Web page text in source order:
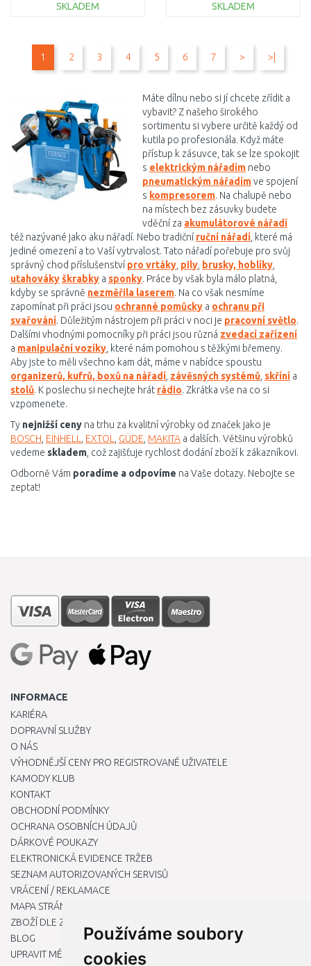
Používáme soubory
cookies
SKLADEM
Porovnat
SKLADEM
Porovnat
1 2 3 4 5 6 7 > >|
Máte dílnu nebo si jí chcete zřídit a
vybavit? Z našeho širokého
sortimentu si vybere určitě každý od
kutila po profesionála. Když máte
přístup k zásuvce, tak se lze spokojit
s elektrickým nářadím nebo
pneumatickým nářadímve spojení
s kompresorem. Na chalupě nebo
na místech bez zásuvky budete
vděční za akumulátorové nářadí
též nazývané jako aku nářadí. Nebo tradiční ruční nářadí , které má
jediné omezení a to Vaší vytrvalost. Tato nářadí pořebuje pro svůj
správný chod příslušenství pro vrtáky pily brusky, hoblíky
utahovákyškrabky a sponky. Práce by však byla málo platná,
kdyby se správně nezměřila laserem. Na co však nesmíme
zapomínat při práci jsou ochranné pomůcky a ochranu při
svařování. Důležitým nástrojem při práci v noci je pracovní světlo.
Dalšími vhodnými pomocníky při práci jsou různá zvedací zařízení
a manipulační vozíky , které nám pomohou s těžkými břemeny.
Aby jste to měli všechno kam dát, máme v nabídce spoustu
organizerů, kufrů, boxů na nářadí závěsných systémů skříní a
stolů. K poslechu si nechejte hrát rádio. Zkrátka vše na co si
vzpomenete.
Ty nejnižší ceny na trhu za kvalitní výrobky od značek jako je
BOSCH EINHELL EXTOL GÜDE MAKITA a dalších. Většinu výrobků
vedeme skladem , což zajišťuje rychlost dodání zboží k zákazníkovi.
Odborně Vám poradíme a odpovíme na Vaše dotazy. Nebojte se
zeptat!
INFORMACE
KARIÉRA
DOPRAVNÍ SLUŽBY
O NÁS
VÝHODNĚJŠÍ CENY PRO REGISTROVANÉ UŽIVATELE
KAMODY KLUB
KONTAKT
OBCHODNÍ PODMÍNKY
OCHRANA OSOBNÍCH ÚDAJŮ
DÁRKOVÉ POUKAZY
ELEKTRONICKÁ EVIDENCE TRŽEB
SEZNAM AUTORIZOVANÝCH SERVISŮ
VRÁCENÍ / REKLAMACE
MAPA STRÁNKY
ZBOŽÍ DLE ZNAČEK
BLOG
UPRAVIT MÉ PŘEDVOLBY COOKIES